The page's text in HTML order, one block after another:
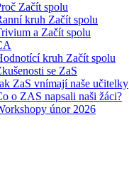
Začít spolu
kruh Začít spolu
a Začít spolu
kruh Začít spolu
se ZaS
ZaS vnímají naše učitelky
o ZAS napsali naši žáci?
únor 2026